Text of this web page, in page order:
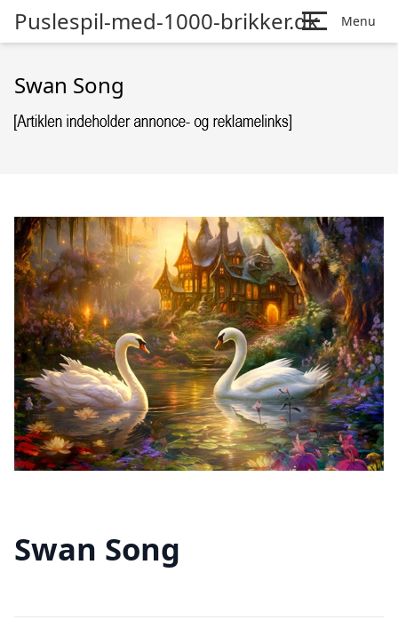
Puslespil-med-1000-brikker.dk Menu
Swan Song
Swan Song